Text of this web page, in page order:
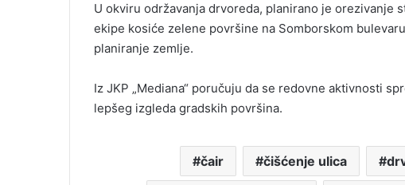
U okviru održavanja drvoreda, planirano je orezivanje
ekipe kosiće zelene površine na Somborskom
planiranje zemlje.
Iz JKP „Mediana“ poručuju da se redovne aktivnosti
lepšeg izgleda gradskih površina.
čair čišćenje ulica